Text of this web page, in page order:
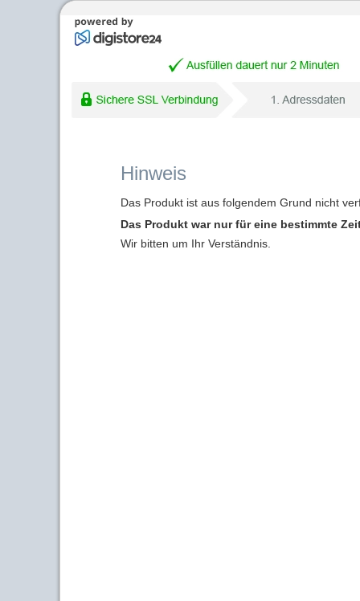
Hinweis
Das Produkt ist aus folgendem Grund nicht
Das Produkt war nur für eine bestimmte
Wir bitten um Ihr Verständnis.